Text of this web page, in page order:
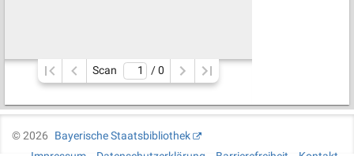
Scan / 0
©2026
Bayerische Staatsbibliothek